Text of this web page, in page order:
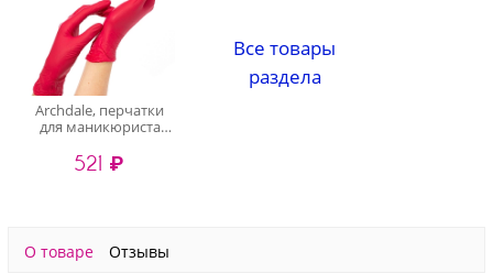
Archdale, перчатки
для маникюриста
(красные, XS), 50 пар
521 ₽
Все товары
раздела
О товаре Отзывы